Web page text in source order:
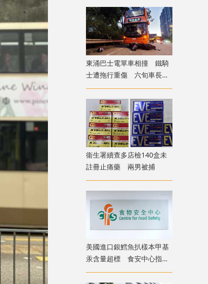
東涌巴士電單車相撞 鐵騎
士遭拖行重傷 六旬車長涉
危駕被捕
衞生署續查多店檢140盒未
註冊止痛藥 兩男被捕
美國進口銀鱈魚扒樣本甲基
汞含量超標 食安中心指令
下架